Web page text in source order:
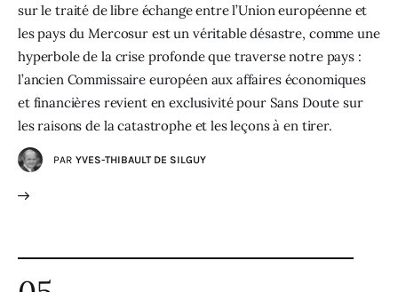
sur le traité de libre échange entre l’Union européenne et
les pays du Mercosur est un véritable désastre, comme une
hyperbole de la crise profonde que traverse notre pays :
l’ancien Commissaire européen aux affaires économiques
et financières revient en exclusivité pour Sans Doute sur
les raisons de la catastrophe et les leçons à en tirer.
PAR YVES-THIBAULT DE SILGUY